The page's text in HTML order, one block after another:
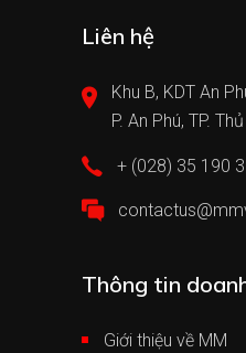
Liên hệ
Khu B, KDT An
P. An Phú, TP.
+ (028) 35 190
Thông tin
Giới thiệu về MM